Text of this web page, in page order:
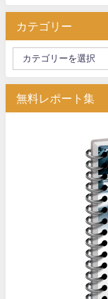
カテゴリー
無料レポート集